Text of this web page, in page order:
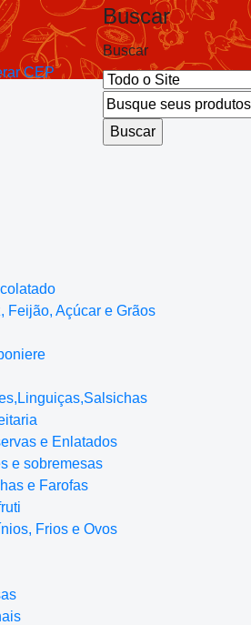
CEP
Buscar
Buscar
Feijão, Açúcar e Grãos
e Enlatados
e sobremesas
e Farofas
Frios e Ovos